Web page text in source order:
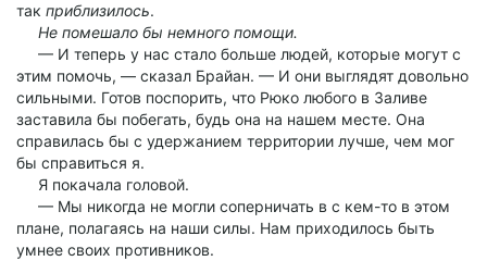
так приблизилось.
Не помешало бы немного помощи.
— И теперь у нас стало больше людей, которые могут с
этим помочь, — сказал Брайан. — И они выглядят довольно
сильными. Готов поспорить, что Рюко любого в Заливе
заставила бы побегать, будь она на нашем месте. Она
справилась бы с удержанием территории лучше, чем мог
бы справиться я.
Я покачала головой.
— Мы никогда не могли соперничать в с кем-то в этом
плане, полагаясь на наши силы. Нам приходилось быть
умнее своих противников.